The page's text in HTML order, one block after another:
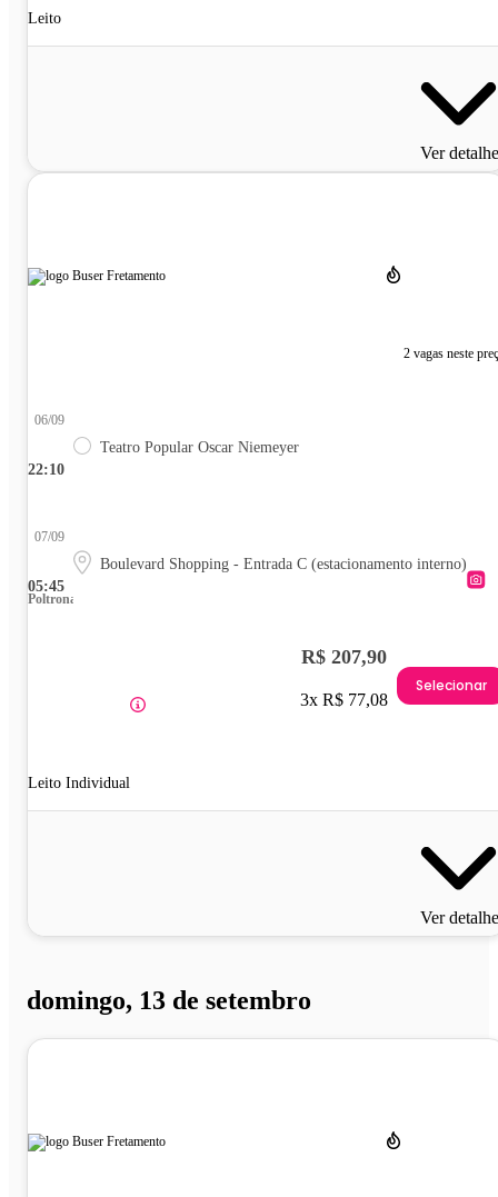
Leito
Ver
2 vagas neste
22:10
06/09
Teatro Popular Oscar Niemeyer
05:45
07/09
Boulevard Shopping - Entrada C (estacionamento interno)
Poltrona
Leito Individual
R$ 207,90
3x R$ 77,08
Selecionar
Ver
domingo, 13 de setembro